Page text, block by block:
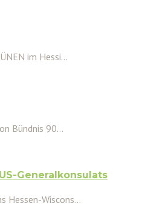
im Hessi...
Bündnis 90...
Generalkonsulats
Hessen-Wiscons...